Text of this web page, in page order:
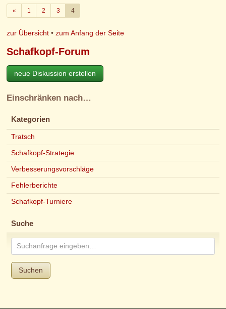
«Zurück
1 2 3 4
zur Übersicht •zum Anfang der Seite
Schafkopf-Forum
neue Diskussion erstellen
Einschränken nach…
Kategorien
Tratsch
Schafkopf-Strategie
Verbesserungsvorschläge
Fehlerberichte
Schafkopf-Turniere
Suche
Suchen